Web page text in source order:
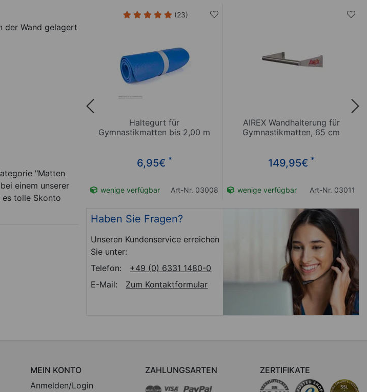
der Wand gelagert
"Matten
einem unserer
es tolle Skonto
Art-Nr. 03015
(23)
Haltegurt für
Gymnastikmatten bis 2,00 m
6,95€ *
wenige verfügbar Art-Nr. 03008
AIREX Wandhalterung für
Gymnastikmatten, 65 cm
149,95€ *
wenige verfügbar Art-Nr. 03011
Haben Sie Fragen?
Unseren Kundenservice erreichen
Sie unter:
Telefon:
+49 (0) 6331 1480-0
E-Mail:
Zum Kontaktformular
MEIN KONTO
Anmelden/Login
ZAHLUNGSARTEN ZERTIFIKATE